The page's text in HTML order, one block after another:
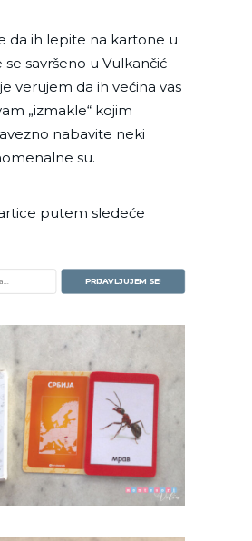
da ih lepite na kartone u
se savršeno u Vulkančić
verujem da ih većina vas
„izmakle“ kojim
nabavite neki
su.
putem sledeće
PRIJAVLJUJEM SE!